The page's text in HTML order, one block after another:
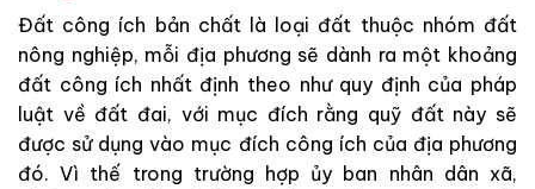
Đất công ích bản chất là loại đất thuộc nhóm đất
nông nghiệp, mỗi địa phương sẽ dành ra một khoảng
đất công ích nhất định theo như quy định của pháp
luật về đất đai, với mục đích rằng quỹ đất này sẽ
được sử dụng vào mục đích công ích của địa phương
đó. Vì thế trong trường hợp ủy ban nhân dân xã,